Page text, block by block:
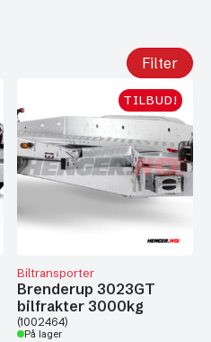
Filter
TILBUD!
Biltransporter
Brenderup 3023GT
bilfrakter 3000kg
(1002464)
På lager